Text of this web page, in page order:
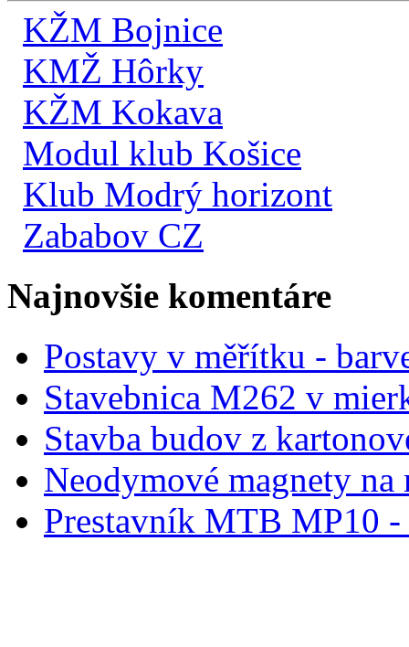
KŽM Bojnice
KMŽ Hôrky
KŽM Kokava
Modul klub Košice
Klub Modrý horizont
Zababov CZ
Najnovšie komentáre
Postavy v měřítku -
Stavebnica M262 v
Stavba budov z
Neodymové magnety na
Prestavník MTB MP10